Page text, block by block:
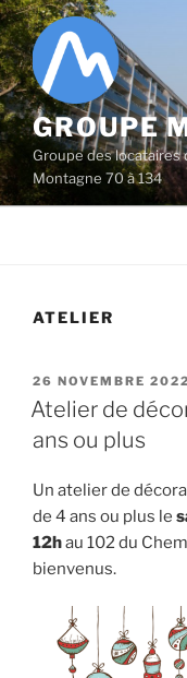
Aller
au
contenu
principal
GROUPE
Groupe des locataires
Montagne 70 à 134
ATELIER
PUBLIÉ
LE
26 NOVEMBRE 2022
Atelier de
ans ou plus
Un atelier de
de 4 ans ou plus le
12hau 102 du
bienvenus.